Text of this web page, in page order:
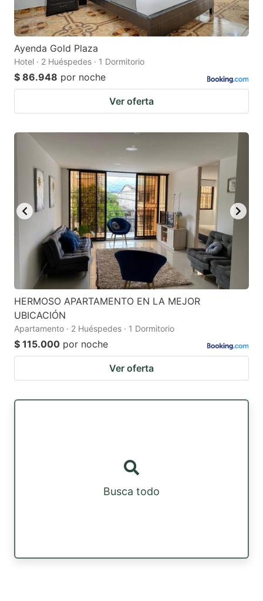
Ayenda Gold Plaza
Hotel · 2 Huéspedes · 1 Dormitorio
$ 86.948 por noche
Ver oferta
HERMOSO APARTAMENTO EN LA MEJOR
UBICACIÓN
Apartamento · 2 Huéspedes · 1 Dormitorio
$ 115.000 por noche
Ver oferta
Busca todo